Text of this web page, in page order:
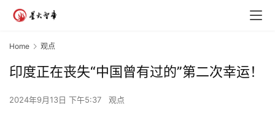
Home 观点
印度正在丧失“中国曾有过的”第二次幸运！
2024年9月13日 下午5:37 观点